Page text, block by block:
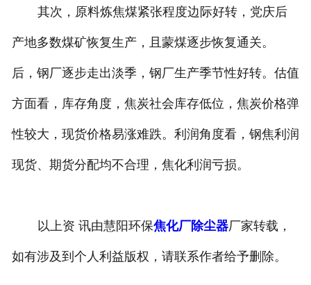
其次，原料炼焦煤紧张程度边际好转，党庆后
产地多数煤矿恢复生产，且蒙煤逐步恢复通关。
后，钢厂逐步走出淡季，钢厂生产季节性好转。估值
方面看，库存角度，焦炭社会库存低位，焦炭价格弹
性较大，现货价格易涨难跌。利润角度看，钢焦利润
现货、期货分配均不合理，焦化利润亏损。
以上资 讯由慧阳环保焦化厂除尘器厂家转载，
如有涉及到个人利益版权，请联系作者给予删除。